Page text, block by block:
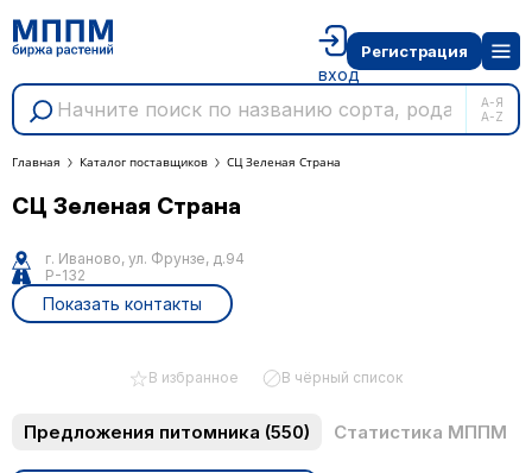
А-Я
A-Z
вход
Регистрация
Главная Каталог поставщиков СЦ Зеленая Страна
СЦ Зеленая Страна
В избранное В чёрный список
г. Иваново, ул. Фрунзе, д.94
Р-132
Показать контакты
Предложения питомника (550) Статистика МППМ